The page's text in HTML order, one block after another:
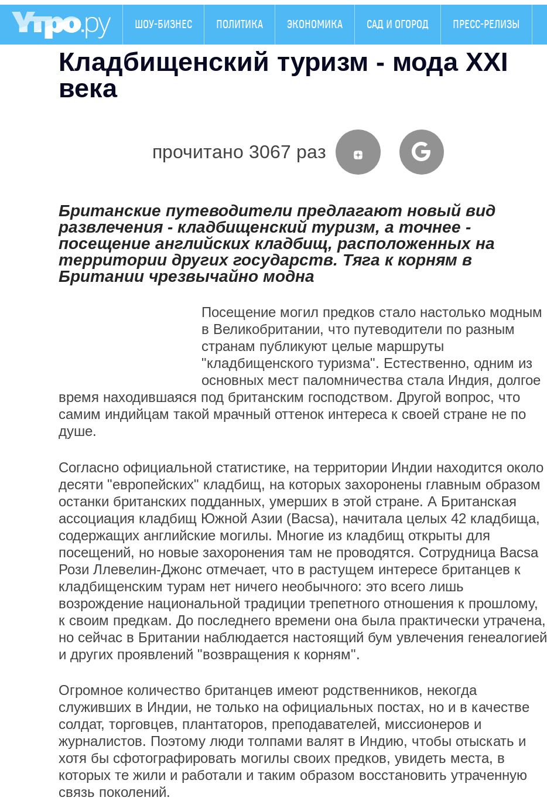
ШОУ-БИЗНЕС ПОЛИТИКА ЭКОНОМИКА САД И ОГОРОД ПРЕСС-РЕЛИЗЫ
Кладбищенский туризм - мода XXI
века
прочитано 3067 раз
Британские путеводители предлагают новый вид
развлечения - кладбищенский туризм, а точнее -
посещение английских кладбищ, расположенных на
территории других государств. Тяга к корням в
Британии чрезвычайно модна
Посещение могил предков стало настолько модным
в Великобритании, что путеводители по разным
странам публикуют целые маршруты
"кладбищенского туризма". Естественно, одним из
основных мест паломничества стала Индия, долгое
время находившаяся под британским господством. Другой вопрос, что
самим индийцам такой мрачный оттенок интереса к своей стране не по
душе.
Согласно официальной статистике, на территории Индии находится около
десяти "европейских" кладбищ, на которых захоронены главным образом
останки британских подданных, умерших в этой стране. А Британская
ассоциация кладбищ Южной Азии (Bacsa), начитала целых 42 кладбища,
содержащих английские могилы. Многие из кладбищ открыты для
посещений, но новые захоронения там не проводятся. Сотрудница Bacsa
Рози Ллевелин-Джонс отмечает, что в растущем интересе британцев к
кладбищенским турам нет ничего необычного: это всего лишь
возрождение национальной традиции трепетного отношения к прошлому,
к своим предкам. До последнего времени она была практически утрачена,
но сейчас в Британии наблюдается настоящий бум увлечения генеалогией
и других проявлений "возвращения к корням".
Огромное количество британцев имеют родственников, некогда
служивших в Индии, не только на официальных постах, но и в качестве
солдат, торговцев, плантаторов, преподавателей, миссионеров и
журналистов. Поэтому люди толпами валят в Индию, чтобы отыскать и
хотя бы сфотографировать могилы своих предков, увидеть места, в
которых те жили и работали и таким образом восстановить утраченную
связь поколений.